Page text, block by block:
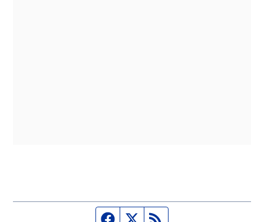
Página de Facebook
Fuente Twitter